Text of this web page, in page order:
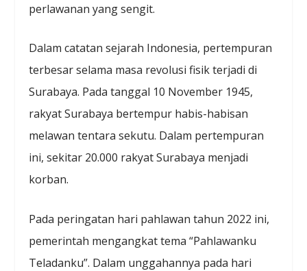
perlawanan yang sengit.
Dalam catatan sejarah Indonesia, pertempuran
terbesar selama masa revolusi fisik terjadi di
Surabaya. Pada tanggal 10 November 1945,
rakyat Surabaya bertempur habis-habisan
melawan tentara sekutu. Dalam pertempuran
ini, sekitar 20.000 rakyat Surabaya menjadi
korban.
Pada peringatan hari pahlawan tahun 2022 ini,
pemerintah mengangkat tema “Pahlawanku
Teladanku”. Dalam unggahannya pada hari